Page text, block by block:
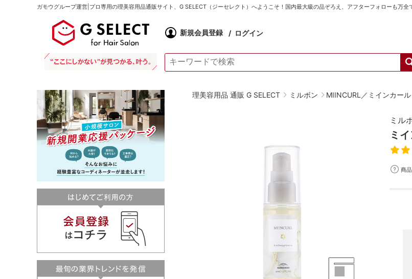
ガモウグループ運営|プロ専用の理美容用品通販サイト、G SELECT（ジーセレクト）へようこそ！国内最大級の品ぞろえ、アフターフォローも万全
新規会員登録 ログイン
理美容用品 通販 G SELECT ミルボン MIINCURL／ミインカール
ミル
ミ
商